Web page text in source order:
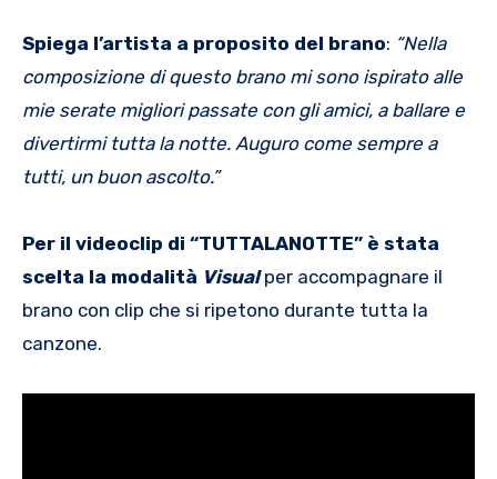
Spiega l’artista a proposito del brano: “Nella
composizione di questo brano mi sono ispirato alle
mie serate migliori passate con gli amici, a ballare e
divertirmi tutta la notte. Auguro come sempre a
tutti, un buon ascolto.”
Per il videoclip di “TUTTALANOTTE” è stata
scelta la modalità Visualper accompagnare il
brano con clip che si ripetono durante tutta la
canzone.